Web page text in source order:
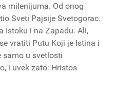
milenijuma. Od onog
Sveti Pajsije Svetogorac.
Istoku i na Zapadu. Ali,
vratiti Putu Koji je Istina i
samo u svetlosti
i uvek zato: Hristos